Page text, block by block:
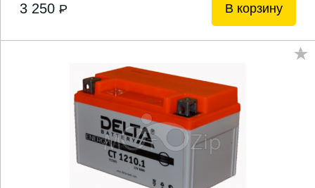
3 250 P В корзину